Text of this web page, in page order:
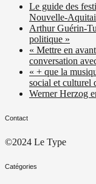
Le guide des
Nouvelle-
Arthur Guérin-
politique »
« Mettre en
conversation
« + que la
social et culturel
Werner Herzog
Contact
©2024 Le Type
Catégories